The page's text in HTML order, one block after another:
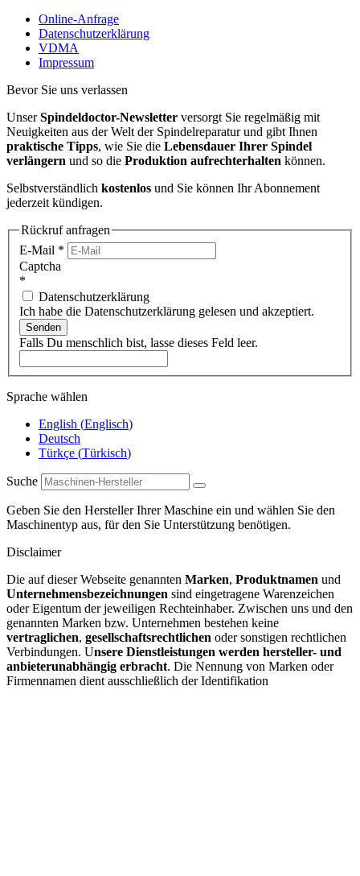
Online-Anfrage
Datenschutzerklärung
VDMA
Impressum
Bevor Sie uns verlassen
UnserSpindeldoctor-Newsletter versorgt Sie regelmäßig mit
Neuigkeiten aus der Welt der Spindelreparatur und gibt Ihnen
praktische Tipps, wie Sie die Lebensdauer Ihrer Spindel
verlängern und so die Produktion aufrechterhalten können.
Selbstverständlich kostenlos und Sie können Ihr Abonnement
jederzeit kündigen.
Rückruf anfragen
E-Mail *
Captcha
*
Datenschutzerklärung
Ich habe die Datenschutzerklärung gelesen und akzeptiert.
Senden
Falls Du menschlich bist, lasse dieses Feld leer.
Sprache wählen
English (Englisch)
Deutsch
Türkçe (Türkisch)
Suche
Geben Sie den Hersteller Ihrer Maschine ein und wählen Sie den
Maschinentyp aus, für den Sie Unterstützung benötigen.
Disclaimer
Die auf dieser Webseite genannten Marken, Produktnamen und
Unternehmensbezeichnungen sind eingetragene Warenzeichen
oder Eigentum der jeweiligen Rechteinhaber. Zwischen uns und den
genannten Marken bzw. Unternehmen bestehen keine
vertraglichen, gesellschaftsrechtlichen oder sonstigen rechtlichen
Verbindungen. Unsere Dienstleistungen werden hersteller- und
anbieterunabhängig erbracht. Die Nennung von Marken oder
Firmennamen dient ausschließlich der Identifikation